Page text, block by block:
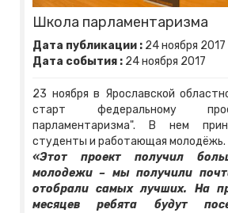
Школа парламентаризма
Дата публикации : 24ноября 2017
Дата события : 24ноября 2017
23 ноября в Ярославской
старт федеральному
парламентаризма". В нем
студенты и работающая молодёжь.
«Этот проект получил
молодежи – мы получили
отобрали самых лучших. На
месяцев ребята будут